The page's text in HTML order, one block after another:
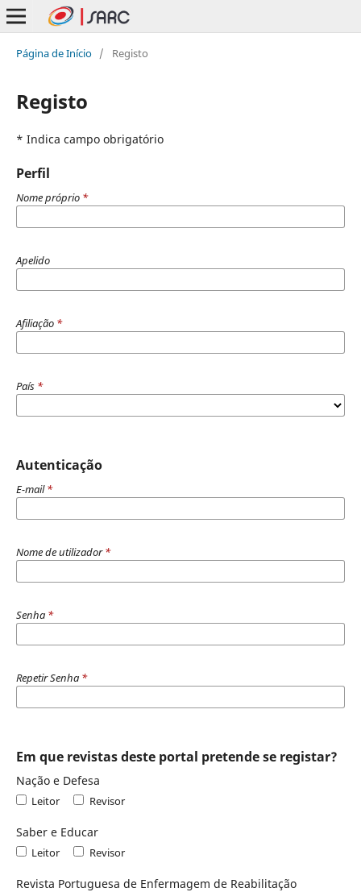
Página de Início / Registo
Registo
* Indica campo obrigatório
Perfil
Nome próprio *
Apelido
Afiliação *
País *
Autenticação
E-mail*
Nome de utilizador*
Senha *
Repetir Senha *
Em que revistas deste portal pretende se registar?
Nação e Defesa
Leitor Revisor
Saber e Educar
Leitor Revisor
Revista Portuguesa de Enfermagem de Reabilitação